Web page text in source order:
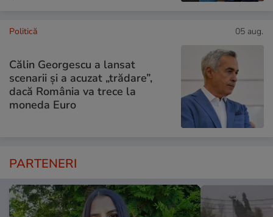
Politică 05 aug.
Călin Georgescu a lansat
scenarii și a acuzat „trădare”,
dacă România va trece la
moneda Euro
PARTENERI